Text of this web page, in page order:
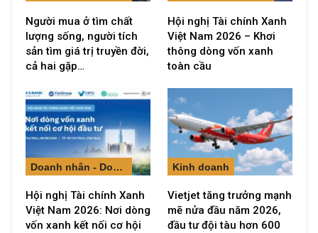
Người mua ở tìm chất
lượng sống, người tích
sản tìm giá trị truyền đời,
cả hai gặp…
Hội nghị Tài chính Xanh
Việt Nam 2026 – Khơi
thông dòng vốn xanh
toàn cầu
Doanh nhân - Doanh nghiệp
Hội nghị Tài chính Xanh
Việt Nam 2026: Nơi dòng
vốn xanh kết nối cơ hội
Kinh doanh
Vietjet tăng trưởng mạnh
mẽ nửa đầu năm 2026,
đầu tư đội tàu hơn 600